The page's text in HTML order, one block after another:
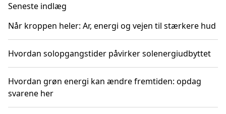
Seneste indlæg
Når kroppen heler: Ar, energi og vejen til stærkere hud
Hvordan solopgangstider påvirker solenergiudbyttet
Hvordan grøn energi kan ændre fremtiden: opdag
svarene her